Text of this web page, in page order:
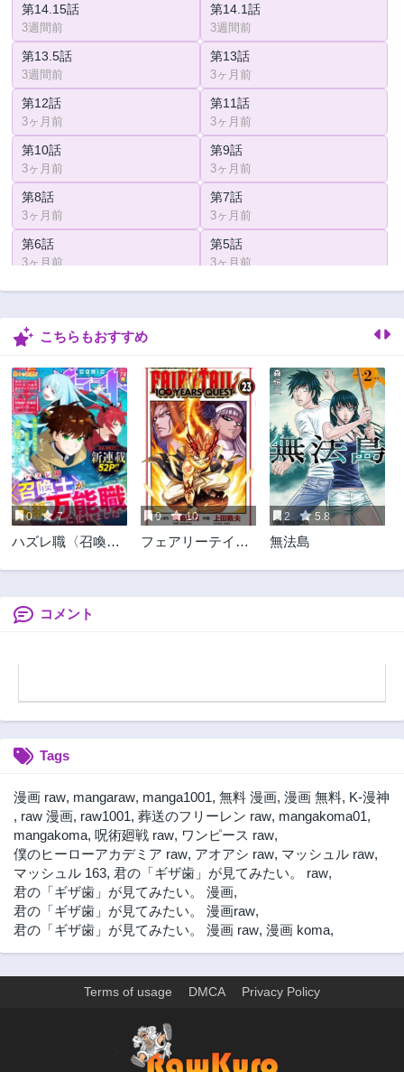
第14.15話
3週間前
第14.1話
3週間前
第13.5話
3週間前
第13話
3ヶ月前
第12話
3ヶ月前
第11話
3ヶ月前
第10話
3ヶ月前
第9話
3ヶ月前
第8話
3ヶ月前
第7話
3ヶ月前
第6話
3ヶ月前
第5話
3ヶ月前
第4話 第3話
第2話こちらもおすすめ
0 7
ハズレ職〈召喚
能と蔑まれた俺、
伝説の召喚獣達に
す～
0 10
フェアリーテイル
2 5.8
無法島
コメント
Tags
漫画 raw, mangaraw, manga1001, 無料 漫画, 漫画 無料, K-漫神
, raw 漫画, raw1001, 葬送のフリーレン raw, mangakoma01,
mangakoma, 呪術廻戦 raw, ワンピース raw,
僕のヒーローアカデミア raw, アオアシ raw, マッシュル raw,
マッシュル 163, 君の「ギザ歯」が見てみたい。 raw,
君の「ギザ歯」が見てみたい。 漫画,
君の「ギザ歯」が見てみたい。 漫画raw,
君の「ギザ歯」が見てみたい。 漫画 raw, 漫画 koma,
Terms of usage DMCA Privacy Policy